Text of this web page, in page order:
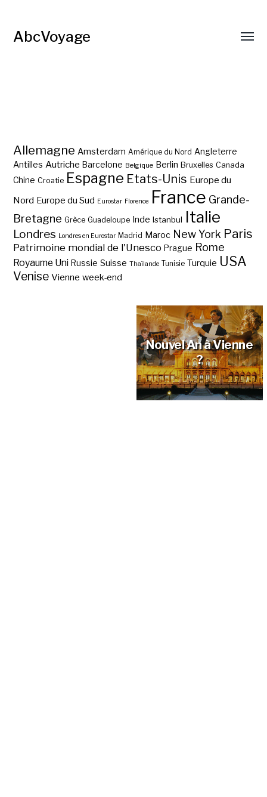
AbcVoyage
Allemagne Amsterdam Amérique du Nord Angleterre
Antilles Autriche Barcelone Belgique Berlin Bruxelles Canada
Chine Croatie Espagne Etats-Unis Europe du
Nord Europe du Sud Eurostar Florence France Grande-
Bretagne Grèce Guadeloupe Inde Istanbul Italie
Londres Londres en Eurostar Madrid Maroc New York Paris
Patrimoine mondial de l'Unesco Prague Rome
Royaume Uni Russie Suisse Thaïlande Tunisie Turquie USA
Venise Vienne week-end
Nouvel An à Vienne
?